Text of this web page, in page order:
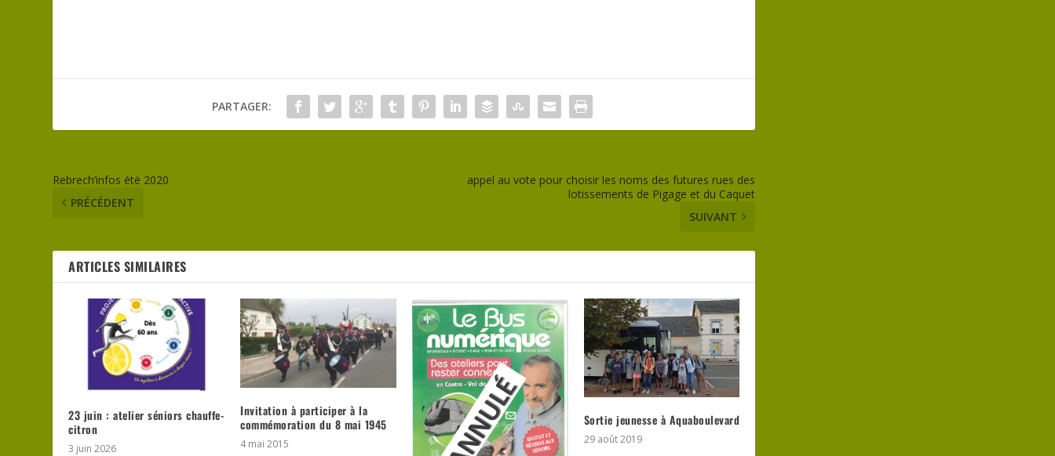
PARTAGER:
Rebrech’infos été 2020
PRÉCÉDENT
appel au vote pour choisir les noms des futures rues des
lotissements de Pigage et du Caquet
SUIVANT
ARTICLES SIMILAIRES
23 juin : atelier séniors chauffe-
citron
3 juin 2026
Invitation à participer à la
commémoration du 8 mai 1945
4 mai 2015
Sortie jeunesse à Aquaboulevard
29 août 2019